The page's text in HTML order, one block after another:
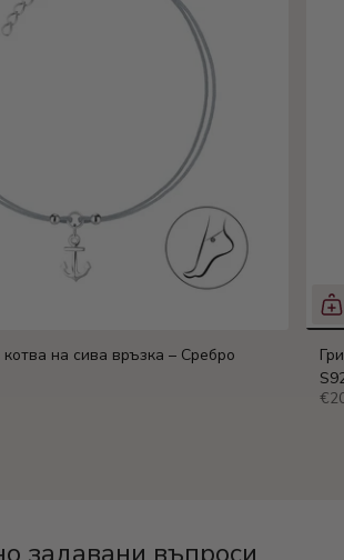
котва на сива връзка – Сребро